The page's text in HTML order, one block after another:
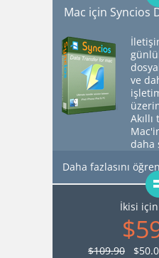
Mac için Syncios
ve
daha
Daha fazlasını
İkisi
$109.90